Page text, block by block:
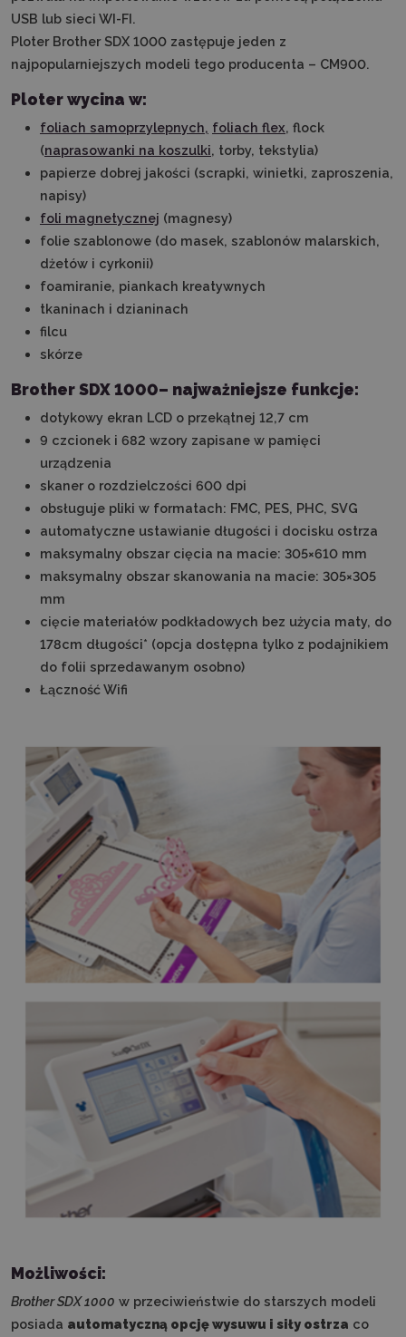
USB lub sieci WI-FI.
Ploter Brother SDX 1000 zastępuje jeden z
najpopularniejszych modeli tego producenta – CM900.
Ploter wycina w:
foliach samoprzylepnych, foliach flex, flock
(naprasowanki na koszulki, torby, tekstylia)
papierze dobrej jakości (scrapki, winietki, zaproszenia,
napisy)
foli magnetycznej (magnesy)
folie szablonowe (do masek, szablonów malarskich,
dżetów i cyrkonii)
foamiranie, piankach kreatywnych
tkaninach i dzianinach
filcu
skórze
Brother SDX 1000– najważniejsze funkcje:
dotykowy ekran LCD o przekątnej 12,7 cm
9 czcionek i 682 wzory zapisane w pamięci
urządzenia
skaner o rozdzielczości 600 dpi
obsługuje pliki w formatach: FMC, PES, PHC, SVG
automatyczne ustawianie długości i docisku ostrza
maksymalny obszar cięcia na macie: 305×610 mm
maksymalny obszar skanowania na macie: 305×305
mm
cięcie materiałów podkładowych bez użycia maty, do
178cm długości* (opcja dostępna tylko z podajnikiem
do folii sprzedawanym osobno)
Łączność Wifi
Możliwości:
Brother SDX 1000 w przeciwieństwie do starszych modeli
posiada automatyczną opcję wysuwu i siły ostrza co